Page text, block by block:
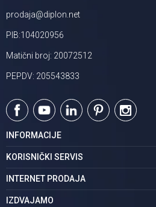
prodaja@diplon.net
PIB:104020956
Matični broj: 20072512
PEPDV: 205543833
INFORMACIJE
O nama
Podaci o trgovcu
Karijera | postani deo tima
KORISNIČKI SERVIS
Uslovi korišćenja
Politika privatnosti
INTERNET PRODAJA
Kako kupiti
IZDVAJAMO